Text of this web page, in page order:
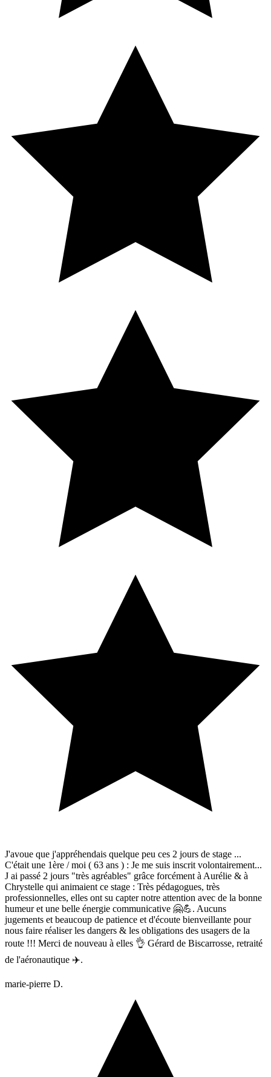
J'avoue que j'appréhendais quelque peu ces 2 jours de stage ...
C'était une 1ère / moi ( 63 ans ) : Je me suis inscrit volontairement...
J ai passé 2 jours "très agréables" grâce forcément à Aurélie & à
Chrystelle qui animaient ce stage : Très pédagogues, très
professionnelles, elles ont su capter notre attention avec de la bonne
humeur et une belle énergie communicative 🤗💪. Aucuns
jugements et beaucoup de patience et d'écoute bienveillante pour
nous faire réaliser les dangers & les obligations des usagers de la
route !!! Merci de nouveau à elles 👌 Gérard de Biscarrosse, retraité
de l'aéronautique ✈️.
marie-pierre D.